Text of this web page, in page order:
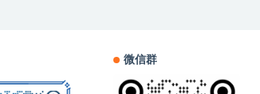
微信群